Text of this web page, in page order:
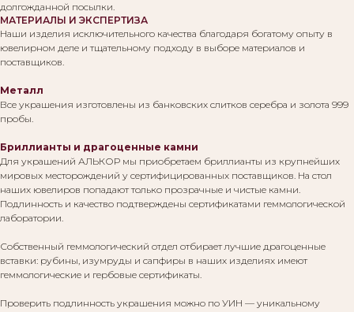
долгожданной посылки.
МАТЕРИАЛЫ И ЭКСПЕРТИЗА
Наши изделия исключительного качества благодаря богатому опыту в
ювелирном деле и тщательному подходу в выборе материалов и
поставщиков.
Металл
Все украшения изготовлены из банковских слитков серебра и золота 999
пробы.
Бриллианты и драгоценные камни
Для украшений АЛЬКОР мы приобретаем бриллианты из крупнейших
мировых месторождений у сертифицированных поставщиков. На стол
наших ювелиров попадают только прозрачные и чистые камни.
Подлинность и качество подтверждены сертификатами геммологической
лаборатории.
Собственный геммологический отдел отбирает лучшие драгоценные
вставки: рубины, изумруды и сапфиры в наших изделиях имеют
геммологические и гербовые сертификаты.
Проверить подлинность украшения можно по УИН — уникальному